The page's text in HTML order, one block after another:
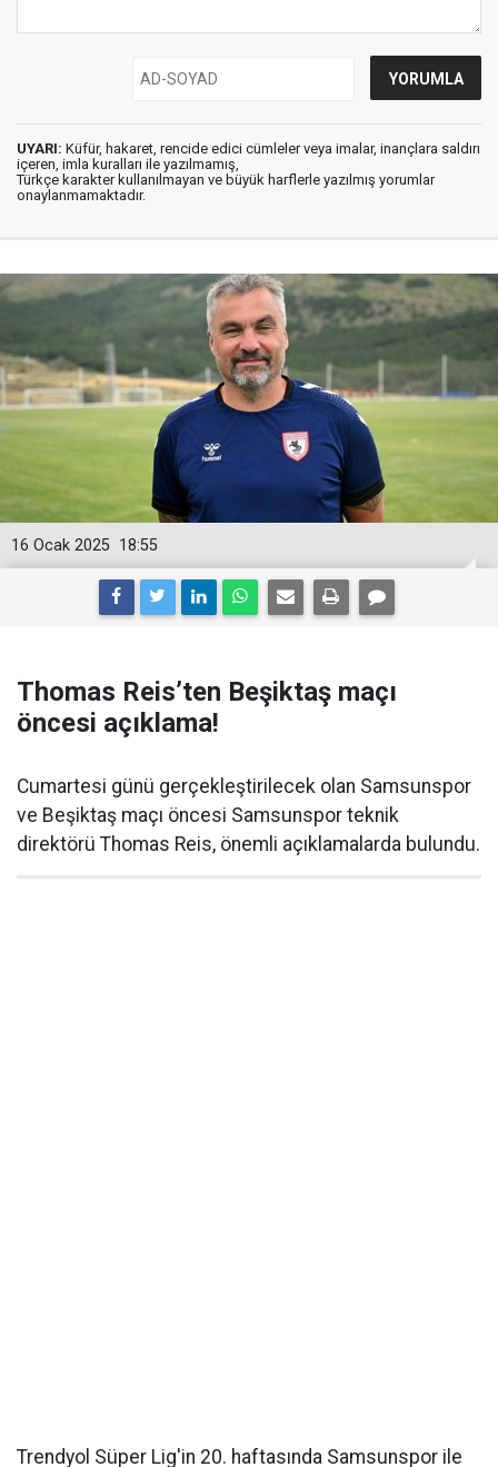
UYARI: Küfür, hakaret, rencide edici cümleler veya imalar, inançlara saldırı
içeren, imla kuralları ile yazılmamış,
Türkçe karakter kullanılmayan ve büyük harflerle yazılmış yorumlar
onaylanmamaktadır.
18:55
16 Ocak 2025
Thomas Reis’ten Beşiktaş maçı
öncesi açıklama!
Cumartesi günü gerçekleştirilecek olan Samsunspor
ve Beşiktaş maçı öncesi Samsunspor teknik
direktörü Thomas Reis, önemli açıklamalarda bulundu.
Trendyol Süper Lig'in 20. haftasında Samsunspor ile